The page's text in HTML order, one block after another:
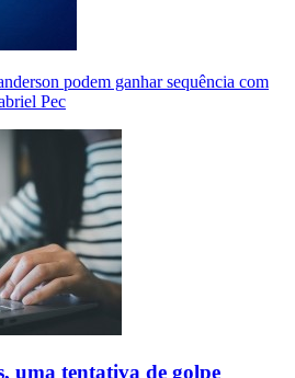
podem ganhar sequência com
Pec
uma tentativa de golpe